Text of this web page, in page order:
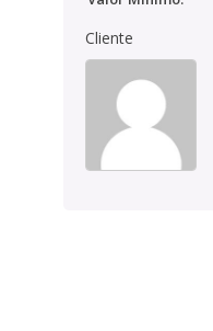
Cliente